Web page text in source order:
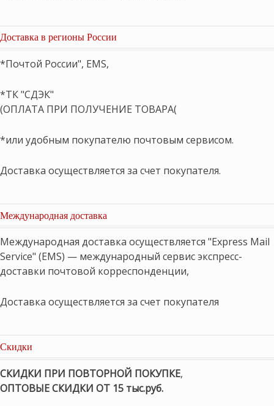
Доставка в регионы России
*Почтой России", EMS,
*ТК "СДЭК"
(ОПЛАТА ПРИ ПОЛУЧЕНИЕ ТОВАРА(
*или удобным покупателю почтовым сервисом.
Доставка осуществляется за счет покупателя.
Международная доставка
Международная доставка осуществляется "Express Mail
Service" (EMS) — международный сервис экспресс-
доставки почтовой корреспонденции,
Доставка осуществляется за счет покупателя
Скидки
СКИДКИ ПРИ ПОВТОРНОЙ ПОКУПКЕ,
ОПТОВЫЕ СКИДКИ ОТ 15 тыс.руб.